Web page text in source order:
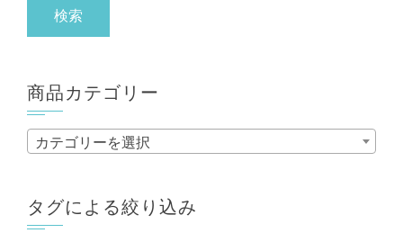
象:
検索
商品カテゴリー
カテゴリーを選択
タグによる絞り込み